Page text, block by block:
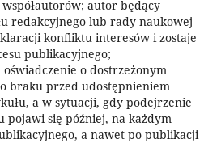
autor będący
redakcyjnego lub rady naukowej
konfliktu interesów i zostaje
publikacyjnego;
oświadczenie o dostrzeżonym
braku przed udostępnieniem
a w sytuacji, gdy podejrzenie
pojawi się później, na każdym
a nawet po publikacji